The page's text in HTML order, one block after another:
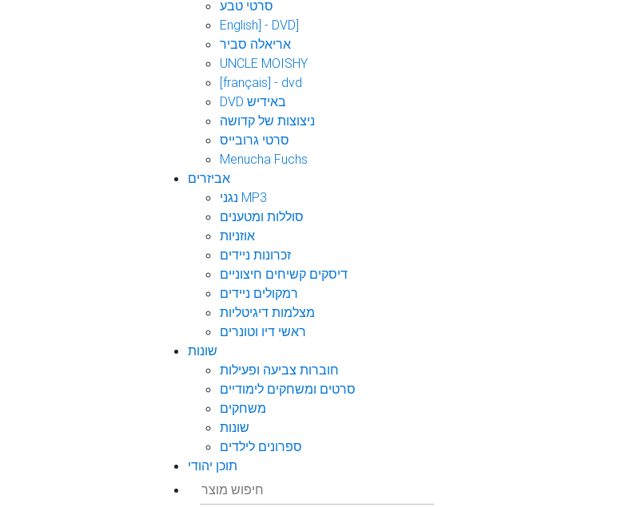
סרטי טבע
English] - DVD]
אריאלה סביר
UNCLE MOISHY
[français] - dvd
DVD באידיש
ניצוצות של קדושה
סרטי גרובייס
Menucha Fuchs
אביזרים
נגני MP3
סוללות ומטענים
אוזניות
זכרונות ניידים
דיסקים קשיחים חיצוניים
רמקולים ניידים
מצלמות דיגיטליות
ראשי דיו וטונרים
שונות
חוברות צביעה ופעילות
סרטים ומשחקים לימודיים
משחקים
שונות
ספרונים לילדים
תוכן יהודי